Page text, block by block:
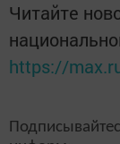
Читайте
https://